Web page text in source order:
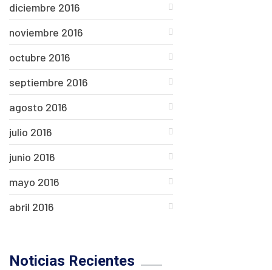
diciembre 2016
noviembre 2016
octubre 2016
septiembre 2016
agosto 2016
julio 2016
junio 2016
mayo 2016
abril 2016
Noticias Recientes